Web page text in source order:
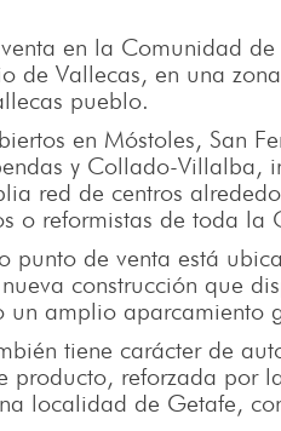
en la Comunidad
de Vallecas, en una
pueblo.
en Móstoles, San
y Collado-Villalba,
red de centros
o reformistas de toda la
punto de venta está
construcción que
un amplio aparcamiento
tiene carácter de
producto, reforzada por
localidad de Getafe,